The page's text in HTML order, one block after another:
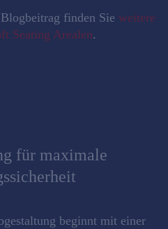
finden Sie weitere
Seating Arealen.
für maximale
beginnt mit einer